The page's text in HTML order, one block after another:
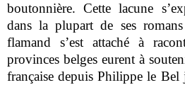
boutonnière. Cette lacune
dans la plupart de ses
flamand s’est attaché à
provinces belges eurent à
française depuis Philippe le Bel